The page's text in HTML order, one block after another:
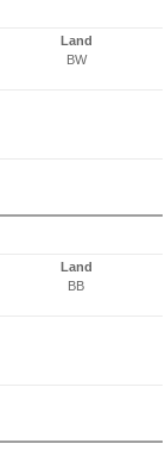
Land
BW
Land
BB